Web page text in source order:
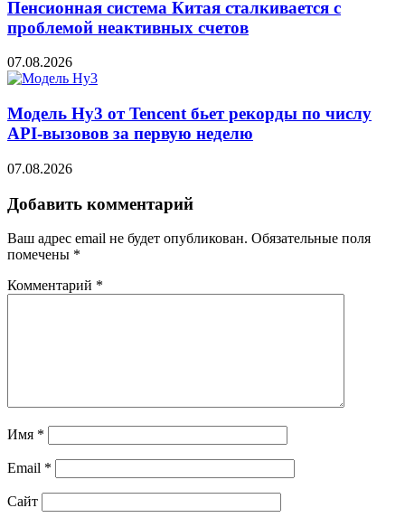
Пенсионная система Китая сталкивается с
проблемой неактивных счетов
07.08.2026
Модель Hy3 от Tencent бьет рекорды по числу
API-вызовов за первую неделю
07.08.2026
Добавить комментарий
Ваш адрес email не будет опубликован. Обязательные поля
помечены *
Комментарий *
Имя *
Email *
Сайт